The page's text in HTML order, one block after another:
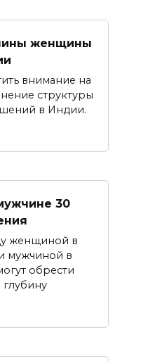
женщины
внимание на
структуры
в Индии.
30
женщиной в
мужчиной в
обрести